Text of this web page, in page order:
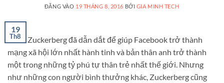
ĐĂNG VÀO 19 THÁNG 8, 2016 BỞI GIA MINH TECH
19
Th8
Mark Zuckerberg đã dẫn dắt để giúp Facebook trở thành
mạng xã hội lớn nhất hành tinh và bản thân anh trở thành
một trong những tỷ phú tự thân trẻ nhất thế giới. Nhưng
như những con người bình thưởng khác, Zuckerberg cũng